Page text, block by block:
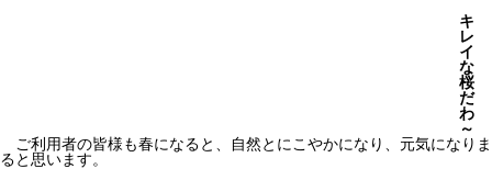
キ
レ
イ
な
桜
だ
わ
～
ご利用者の皆様も春になると、自然とにこやかになり、元気になり
ると思います。